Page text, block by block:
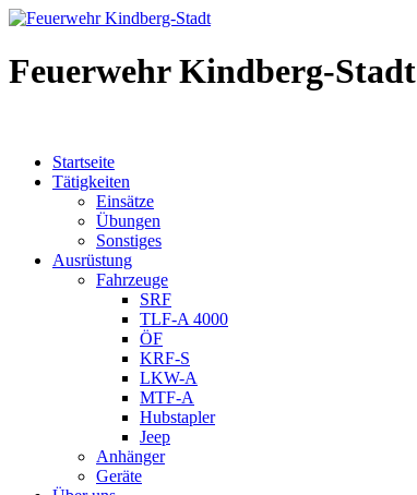
Feuerwehr Kindberg-Stadt
Startseite
Tätigkeiten
Einsätze
Übungen
Sonstiges
Ausrüstung
Fahrzeuge
SRF
TLF-A 4000
ÖF
KRF-S
LKW-A
MTF-A
Hubstapler
Jeep
Anhänger
Geräte